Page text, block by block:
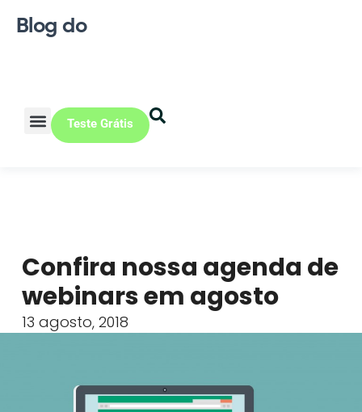
Blog do
Teste Grátis
Confira nossa agenda de
webinars em agosto
13 agosto, 2018